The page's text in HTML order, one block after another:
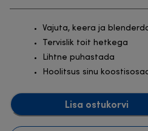
Vajuta, keera ja
Tervislik toit hetkega
Lihtne puhastada
Hoolitsus sinu
Lisa ostukorvi